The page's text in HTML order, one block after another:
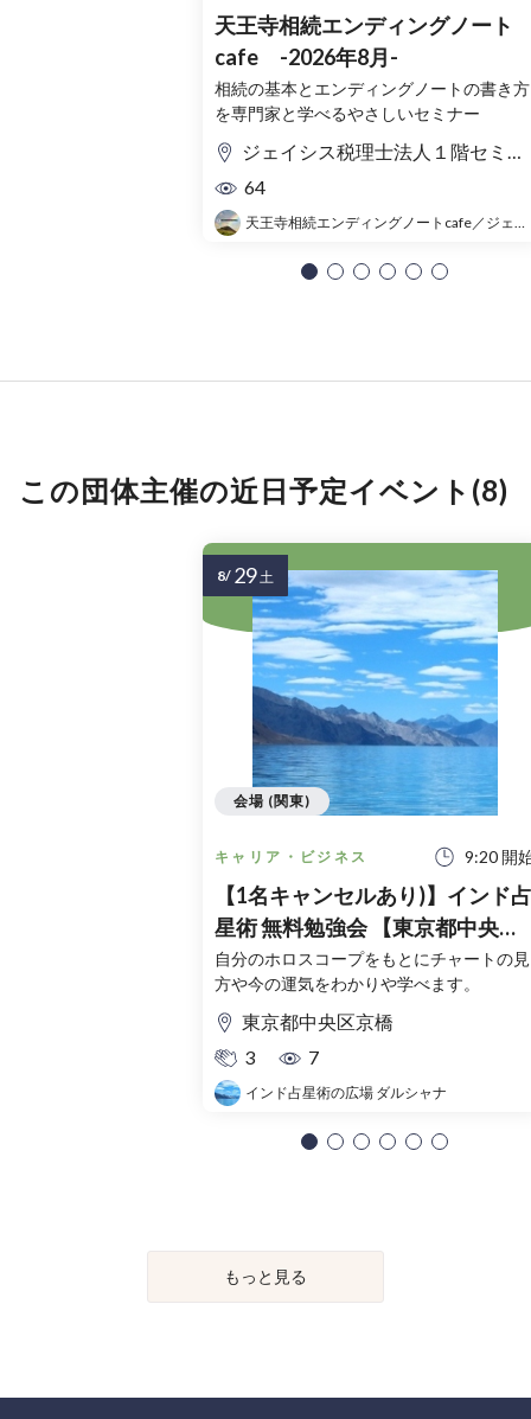
天王寺相続エンディングノート
cafe -2026年8月-
相続の基本とエンディングノートの書き方
を専門家と学べるやさしいセミナー
ジェイシス税理士法人１階セミナールーム
64
天王寺相続エンディングノートcafe／ジェイシス税理士法人
この団体主催の近日予定イベント(8)
キャリア・ビジネス 9:20 開
【1名キャンセルあり)】インド占
星術 無料勉強会 【東京都中央区
京橋 2026年08月29日(土)開催】
自分のホロスコープをもとにチャートの見
方や今の運気をわかりや学べます。
東京都中央区京橋
3
7
インド占星術の広場 ダルシャナ
会場 (関東)
8/ 29土
もっと見る